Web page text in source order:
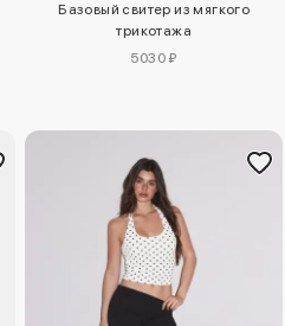
Базовый свитер из мягкого
трикотажа
5030 ₽